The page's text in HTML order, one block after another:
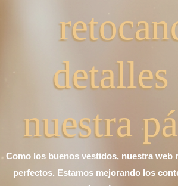
detalles
nuestra
Como los buenos vestidos, nuestra web
perfectos. Estamos mejorando los